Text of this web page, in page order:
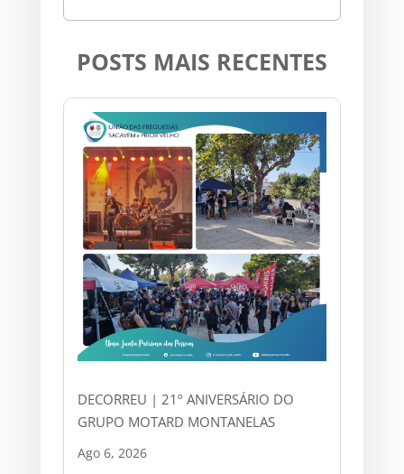
POSTS MAIS RECENTES
DECORREU | 21º ANIVERSÁRIO DO
GRUPO MOTARD MONTANELAS
Ago 6, 2026